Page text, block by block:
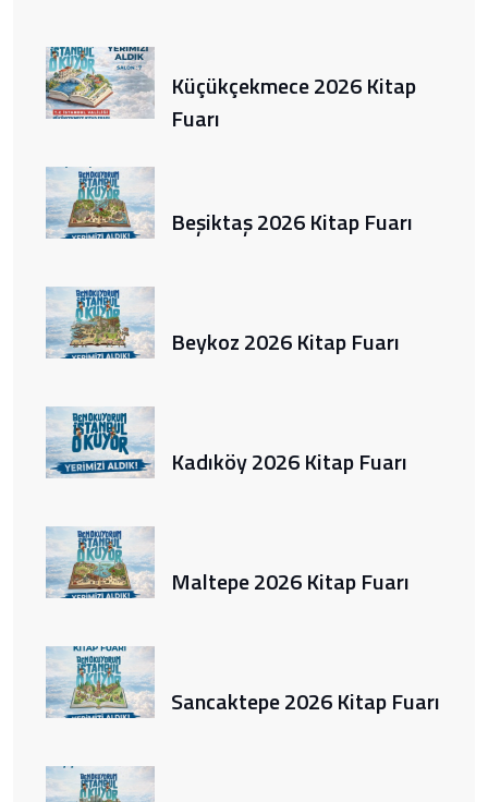
Küçükçekmece 2026 Kitap
Fuarı
Beşiktaş 2026 Kitap Fuarı
Beykoz 2026 Kitap Fuarı
Kadıköy 2026 Kitap Fuarı
Maltepe 2026 Kitap Fuarı
Sancaktepe 2026 Kitap Fuarı